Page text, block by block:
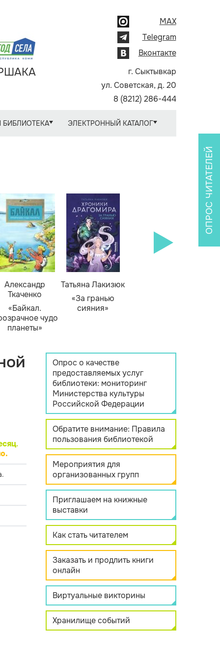
MAX
Telegram
Вконтакте
г. Сыктывкар
ул. Советская, д. 20
8 (8212) 286-444
БИБЛИОТЕКА ЭЛЕКТРОННЫЙ КАТАЛОГ
Александр
Ткаченко
«Байкал.
чудо
планеты»
Татьяна Лакизюк
«За гранью
сияния»
.
ОПРОС ЧИТАТЕЛЕЙ
Опрос о качестве
предоставляемых услуг
библиотеки: мониторинг
Министерства культуры
Российской Федерации
Обратите внимание: Правила
пользования библиотекой
Мероприятия для
организованных групп
Приглашаем на книжные
выставки
Как стать читателем
Заказать и продлить книги
онлайн
Виртуальные викторины
Хранилище событий